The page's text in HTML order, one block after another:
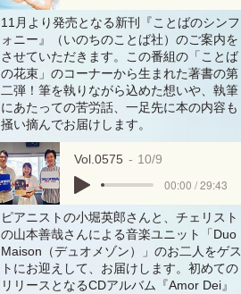
11月より発売となる新刊『ことばのシンフ
ォニー』（いのちのことば社）のご案内を
させていただきます。この番組の「ことば
の花束」のコーナーから生まれた著書の第
二弾！筆を執りながら込めた想いや、執筆
にあたっての苦労話、一足先に本の内容も
掻い摘んでお届けします。
Vol.0575 10/9
00:00 / 29:43
ピアニストの小堀英郎さんと、チェリスト
の山本善哉さんによる音楽ユニット「Duo
Maison（デュオメゾン）」のお二人をゲス
トにお迎えして、お届けします。初めての
リリースとなるCDアルバム『Amor Dei』